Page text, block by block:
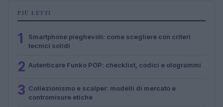
PIÙ LETTI
1
Smartphone pieghevoli: come scegliere con criteri
tecnici solidi
2 Autenticare Funko POP: checklist, codici e ologrammi
3 Collezionismo e scalper: modelli di mercato e
contromisure etiche